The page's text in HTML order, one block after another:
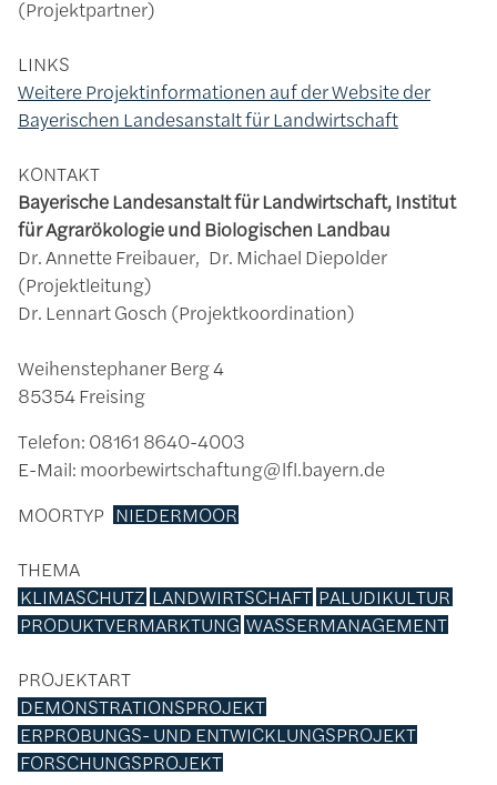
Projektpartner
LINKS
Weitere Projektinformationen auf der Website der
Bayerischen Landesanstalt für Landwirtschaft
KONTAKT
Bayerische Landesanstalt für Landwirtschaft, Institut
für Agrarökologie und Biologischen Landbau
Dr. Annette Freibauer, Dr. Michael Diepolder
(Projektleitung)
Dr. Lennart Gosch (Projektkoordination)
Weihenstephaner Berg 4
85354 Freising
Telefon: 08161 8640-4003
E-Mail: moorbewirtschaftung@lfl.bayern.de
MOORTYP NIEDERMOOR
THEMA
KLIMASCHUTZ LANDWIRTSCHAFT PALUDIKULTUR
PRODUKTVERMARKTUNG WASSERMANAGEMENT
PROJEKTART
DEMONSTRATIONSPROJEKT
ERPROBUNGS- UND ENTWICKLUNGSPROJEKT
FORSCHUNGSPROJEKT